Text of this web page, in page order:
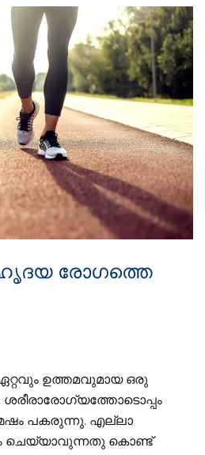
രോഗത്തെ
ഉത്തമവുമായ ഒരു
പകരുന്നു. എല്ലാ
ചെയ്യാവുന്നതു കൊണ്ട്